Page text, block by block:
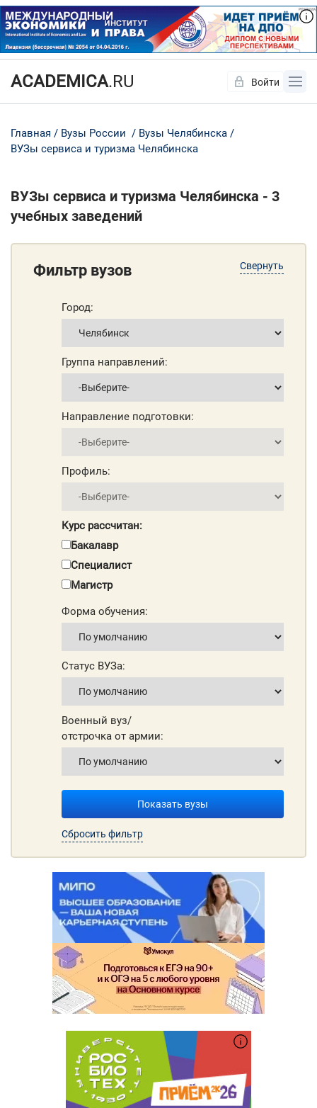
ACADEMICA.RU Войти
Главная Вузы России
Вузы Челябинска
ВУЗы сервиса и туризма Челябинска
ВУЗы сервиса и туризма Челябинска - 3
учебных заведений
Свернуть
Фильтр вузов
Город:
Группа направлений:
Направление подготовки:
Профиль:
Курс рассчитан:
Бакалавр
Специалист
Магистр
Форма обучения:
Статус ВУЗа:
Военный вуз/
отстрочка от армии:
Показать вузы
Сбросить фильтр
Да Нет